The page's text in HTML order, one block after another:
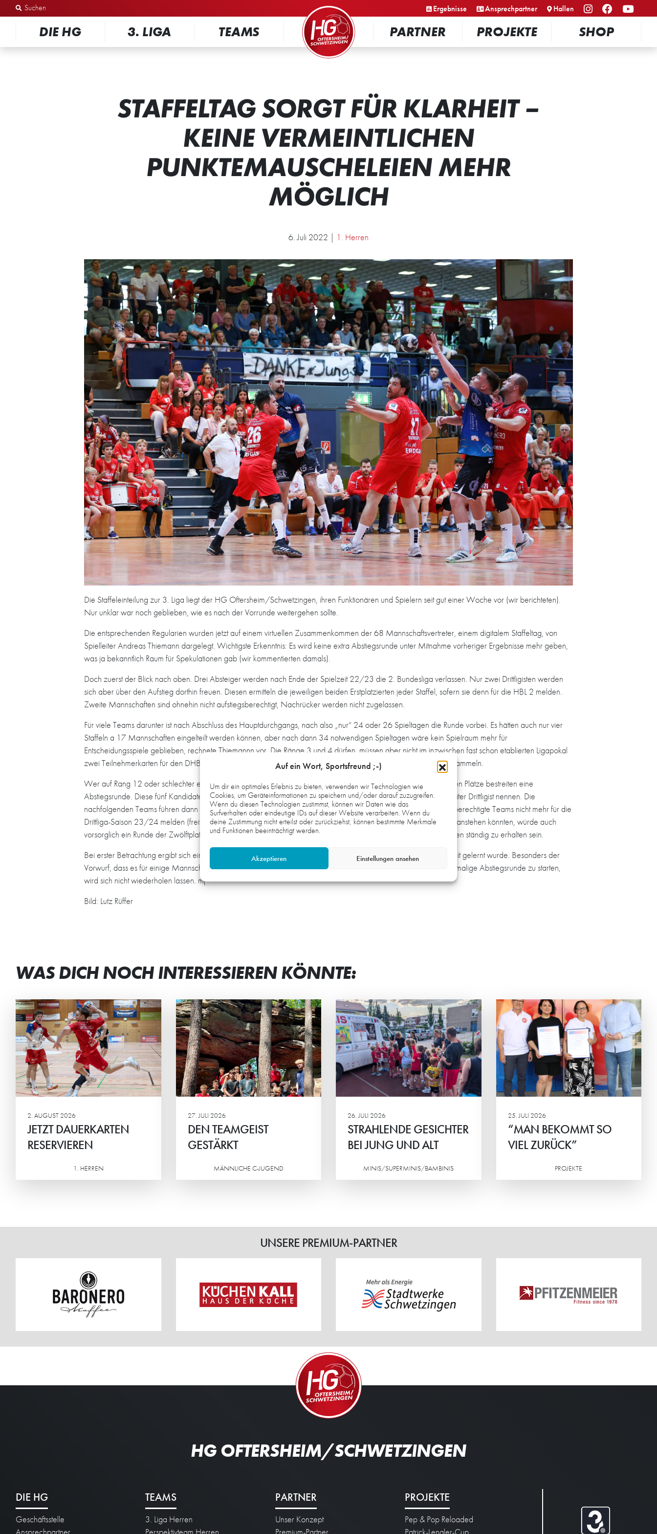
Auf ein Wort, Sportsfreund ;-)
Um dir ein optimales Erlebnis zu bieten, verwenden wir Technologien wie
Cookies, um Geräteinformationen zu speichern und/oder darauf zuzugreifen.
Wenn du diesen Technologien zustimmst, können wir Daten wie das
Surfverhalten oder eindeutige IDs auf dieser Website verarbeiten. Wenn du
deine Zustimmung nicht erteilst oder zurückziehst, können bestimmte Merkmale
und Funktionen beeinträchtigt werden.
Akzeptieren Einstellungen ansehen
Zum Inhalt springen Ergebnisse Ansprechpartner Hallen
DIE HG 3. LIGA TEAMS
PARTNER
PROJEKTE SHOP
STAFFELTAG SORGT FÜR KLARHEIT –
KEINE VERMEINTLICHEN
PUNKTEMAUSCHELEIEN MEHR
MÖGLICH
6. Juli 2022 | 1. Herren
Die Staffeleinteilung zur 3. Liga liegt der HG Oftersheim/Schwetzingen, ihren Funktionären und Spielern seit gut einer Woche vor (wir berichteten).
Nur unklar war noch geblieben, wie es nach der Vorrunde weitergehen sollte.
Die entsprechenden Regularien wurden jetzt auf einem virtuellen Zusammenkommen der 68 Mannschaftsvertreter, einem digitalem Staffeltag, von
Spielleiter Andreas Thiemann dargelegt. Wichtigste Erkenntnis: Es wird keine extra Abstiegsrunde unter Mitnahme vorheriger Ergebnisse mehr geben,
was ja bekanntlich Raum für Spekulationen gab (wir kommentierten damals).
Doch zuerst der Blick nach oben. Drei Absteiger werden nach Ende der Spielzeit 22/23 die 2. Bundesliga verlassen. Nur zwei Drittligisten werden
sich aber über den Aufstieg dorthin freuen. Diesen ermitteln die jeweiligen beiden Erstplatzierten jeder Staffel, sofern sie denn für die HBL 2 melden.
Zweite Mannschaften sind ohnehin nicht aufstiegsberechtigt, Nachrücker werden nicht zugelassen.
Für viele Teams darunter ist nach Abschluss des Hauptdurchgangs, nach also „nur“ 24 oder 26 Spieltagen die Runde vorbei. Es hätten auch nur vier
Staffeln a 17 Mannschaften eingelteilt werden können, aber nach dann 34 notwendigen Spieltagen wäre kein Spielraum mehr für
Entscheidungsspiele geblieben, rechnete Thiemannn vor. Die Ränge 3 und 4 dürfen, müssen aber nicht im inzwischen fast schon etablierten Ligapokal
zwei Teilnehmerkarten für den DHB-Pokalwettbewerb unter sich ausmachen – oder einfach weiterhin Spielpraxis sammeln.
Wer auf Rang 12 oder schlechter einkommt, ist übernächste Saison definitv nicht mehr in der 3. Liga dabei. Die elften Plätze bestreiten eine
Abstiegsrunde. Diese fünf Kandidaten absolvieren eine komplette Hin- und Rückrunde. Nur der Sieger darf sich weiter Drittligist nennen. Die
nachfolgenden Teams führen dann die Nachrückerliste an, sollten erneut aufstiegswillige Oberligisten fehlen oder berechtigte Teams nicht mehr für die
Drittliga-Saison 23/24 melden (freiwilliger Rückzug, Insolvenz oder anderes). Ist absehbar, dass mehrere Ausfälle anstehen könnten, würde auch
vorsorglich ein Runde der Zwölftplatzierten angesetzt. So soll die angestrebte Normstärke von 64 Liga-Mannschaften ständig zu erhalten sein.
Bei erster Betrachtung ergibt sich ein ausgewogeneres Verfahren, bei dem aus den Schwächen der letzten Spielzeit gelernt wurde. Besonders der
Vorwurf, dass es für einige Mannschaften günstiger gewesen sei, nicht zu gewinnen, um mit mehr Punkten in die damalige Abstiegsrunde zu starten,
wird sich nicht wiederholen lassen. mj
Bild: Lutz Rüffer
WAS DICH NOCH INTERESSIEREN KÖNNTE:
2. AUGUST 2026
JETZT DAUERKARTEN
RESERVIEREN
1. HERREN
27. JULI 2026
DEN TEAMGEIST
GESTÄRKT
MÄNNLICHE C-JUGEND
DEN TEAMGEIST
GESTÄRKT
Die männliche C2 der HG
verbrachte ein actionreiches
Wochenende in der Südpfalz.
26. JULI 2026
STRAHLENDE GESICHTER
BEI JUNG UND ALT
MINIS/SUPERMINIS/BAMBINIS
STRAHLENDE GESICHTER
BEI JUNG UND ALT
Beim Eltern-Kind-Turnier der HG-
Minis standen vor allem der
gemeinsame Spaß, sportlicher
Ehrgeiz und das Miteinander im
25. JULI 2026
“MAN BEKOMMT SO
VIEL ZURÜCK”
PROJEKTE
“MAN BEKOMMT SO
VIEL ZURÜCK”
Petra Frank und Iryna Konkova
sind die „Ehrenamtlichen des
Jahres 2026“ von HG und
Stadtwerken Schwetzingen.
UNSERE PREMIUM-PARTNER
HG OFTERSHEIM/SCHWETZINGEN
DIE HG
Geschäftsstelle
TEAMS
3. Liga Herren
PARTNER
Unser Konzept
PROJEKTE
Pep & Pop Reloaded